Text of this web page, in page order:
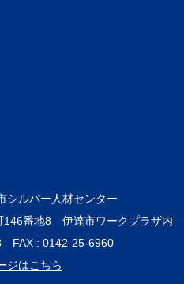
ルバー人材センター
146番地8 伊達市ワークプラザ内
FAX : 0142-25-6960
ジはこちら